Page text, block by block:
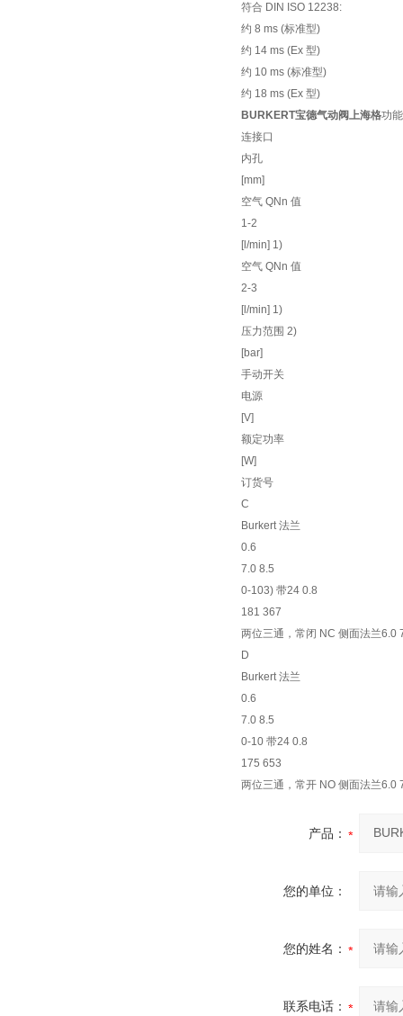
符合 DIN ISO 12238:
约 8 ms (标准型)
约 14 ms (Ex 型)
约 10 ms (标准型)
约 18 ms (Ex 型)
BURKERT宝德气动阀上海格功能
连接口
内孔
[mm]
空气 QNn 值
1-2
[l/min] 1)
空气 QNn 值
2-3
[l/min] 1)
压力范围 2)
[bar]
手动开关
电源
[V]
额定功率
[W]
订货号
C
Burkert 法兰
0.6
7.0 8.5
0-103) 带24 0.8
181 367
两位三通，常闭 NC 侧面法兰6.0
D
Burkert 法兰
0.6
7.0 8.5
0-10 带24 0.8
175 653
两位三通，常开 NO 侧面法兰6.0
产品：
您的单位：
您的姓名：
联系电话：